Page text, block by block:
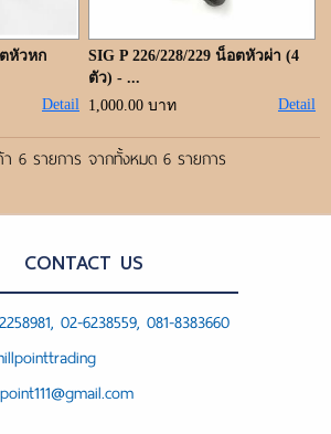
ตหัวหก
Detail
SIG P 226/228/229 น็อตหัวผ่า (4
ตัว) - ...
1,000.00 บาท
Detail
6 รายการ จากทั้งหมด 6 รายการ
CONTACT US
02-6238559, 081-8383660